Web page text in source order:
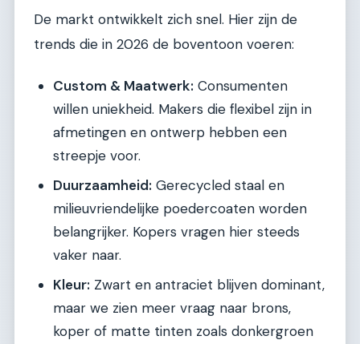
De markt ontwikkelt zich snel. Hier zijn de
trends die in 2026 de boventoon voeren:
Custom & Maatwerk: Consumenten
willen uniekheid. Makers die flexibel zijn in
afmetingen en ontwerp hebben een
streepje voor.
Duurzaamheid: Gerecycled staal en
milieuvriendelijke poedercoaten worden
belangrijker. Kopers vragen hier steeds
vaker naar.
Kleur: Zwart en antraciet blijven dominant,
maar we zien meer vraag naar brons,
koper of matte tinten zoals donkergroen